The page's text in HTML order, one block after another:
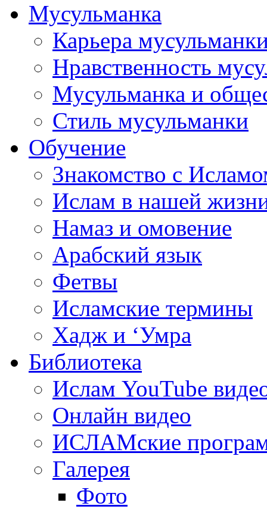
Мусульманка
Карьера
Нравственность
Мусульманка и
Стиль мусульманки
Обучение
Знакомство с
Ислам в нашей
Намаз и омовение
Арабский язык
Фетвы
Исламские термины
Хадж и ‘Умра
Библиотека
Ислам YouTube
Онлайн видео
ИСЛАМские
Галерея
Фото